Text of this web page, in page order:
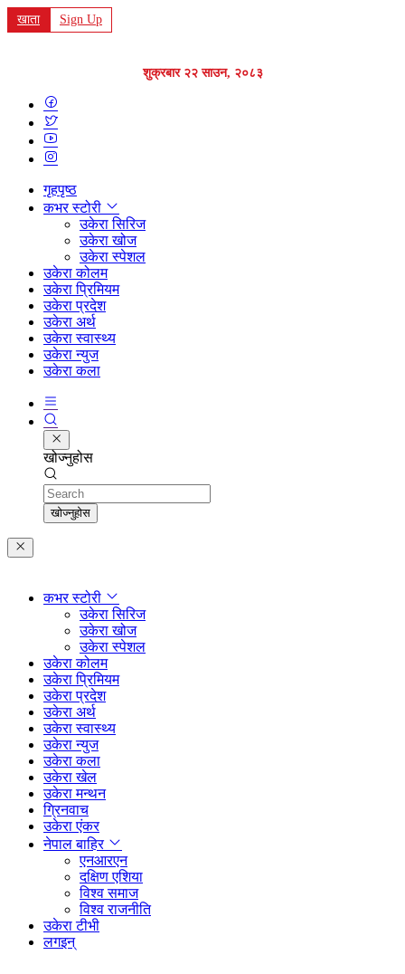
खाता Sign Up
शुक्रबार २२ साउन, २०८३
गृहपृष्ठ
कभर स्टोरी
उकेरा सिरिज
उकेरा खोज
उकेरा स्पेशल
उकेरा कोलम
उकेरा प्रिमियम
उकेरा प्रदेश
उकेरा अर्थ
उकेरा स्वास्थ्य
उकेरा न्युज
उकेरा कला
खोज्नुहोस
Search
खोज्नुहोस
कभर स्टोरी
उकेरा सिरिज
उकेरा खोज
उकेरा स्पेशल
उकेरा कोलम
उकेरा प्रिमियम
उकेरा प्रदेश
उकेरा अर्थ
उकेरा स्वास्थ्य
उकेरा न्युज
उकेरा कला
उकेरा खेल
उकेरा मन्थन
ग्रिनवाच
उकेरा एंकर
नेपाल बाहिर
एनआरएन
दक्षिण एशिया
विश्व समाज
विश्व राजनीति
उकेरा टीभी
लगइन्